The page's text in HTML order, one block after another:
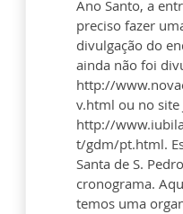
Ano Santo, a
preciso fazer
divulgação do
ainda não foi
http://
v.html ou no site
http://
t/gdm/pt.html.
Santa de S.
cronograma.
temos uma